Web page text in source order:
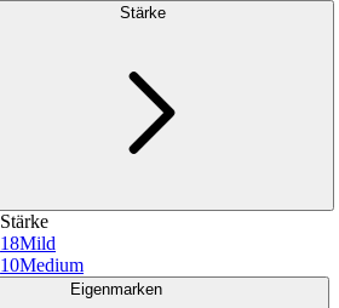
Stärke
Stärke
18Mild
10Medium
Eigenmarken